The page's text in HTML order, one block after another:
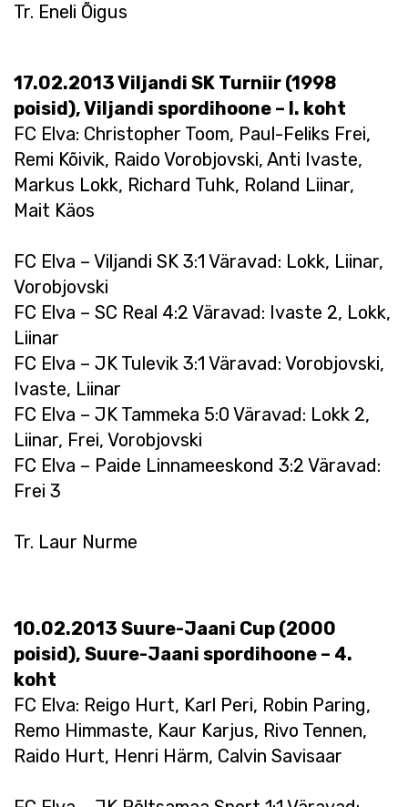
Tr. Eneli Õigus
17.02.2013 Viljandi SK Turniir (1998
poisid), Viljandi spordihoone – I. koht
FC Elva: Christopher Toom, Paul-Feliks Frei,
Remi Kõivik, Raido Vorobjovski, Anti Ivaste,
Markus Lokk, Richard Tuhk, Roland Liinar,
Mait Käos
FC Elva – Viljandi SK 3:1 Väravad: Lokk, Liinar,
Vorobjovski
FC Elva – SC Real 4:2 Väravad: Ivaste 2, Lokk,
Liinar
FC Elva – JK Tulevik 3:1 Väravad: Vorobjovski,
Ivaste, Liinar
FC Elva – JK Tammeka 5:0 Väravad: Lokk 2,
Liinar, Frei, Vorobjovski
FC Elva – Paide Linnameeskond 3:2 Väravad:
Frei 3
Tr. Laur Nurme
10.02.2013 Suure-Jaani Cup (2000
poisid), Suure-Jaani spordihoone – 4.
koht
FC Elva: Reigo Hurt, Karl Peri, Robin Paring,
Remo Himmaste, Kaur Karjus, Rivo Tennen,
Raido Hurt, Henri Härm, Calvin Savisaar